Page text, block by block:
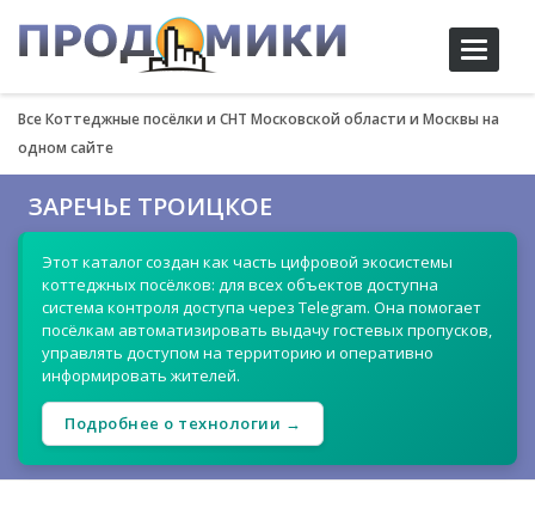
Toggle
Все Коттеджные посёлки и СНТ Московской области и Москвы на
одном сайте
ЗАРЕЧЬЕ ТРОИЦКОЕ
Этот каталог создан как часть цифровой экосистемы
коттеджных посёлков: для всех объектов доступна
система контроля доступа через Telegram. Она помогает
посёлкам автоматизировать выдачу гостевых пропусков,
управлять доступом на территорию и оперативно
информировать жителей.
Подробнее о технологии →